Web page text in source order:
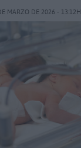
MARZO DE 2026 - 13:12H